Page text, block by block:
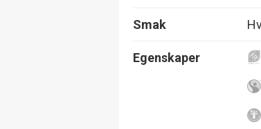
Smak
Egenskaper